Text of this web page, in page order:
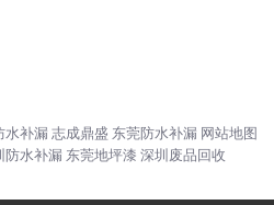
水补漏 志成鼎盛 东莞防水补漏 网站地图
防水补漏 东莞地坪漆 深圳废品回收